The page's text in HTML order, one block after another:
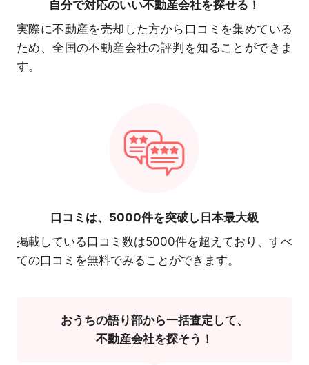
自分で対応のいい不動産会社を探せる！
実際に不動産を売却した方から口コミを集めている
ため、全国の不動産会社の評判を知ることができま
す。
口コミは、 5000件を突破し日本最大級
掲載している口コミ数は5000件を超えており、すべ
ての口コミを無料でみることができます。
おうちの語り部から一括査定して、
不動産会社を探そう！